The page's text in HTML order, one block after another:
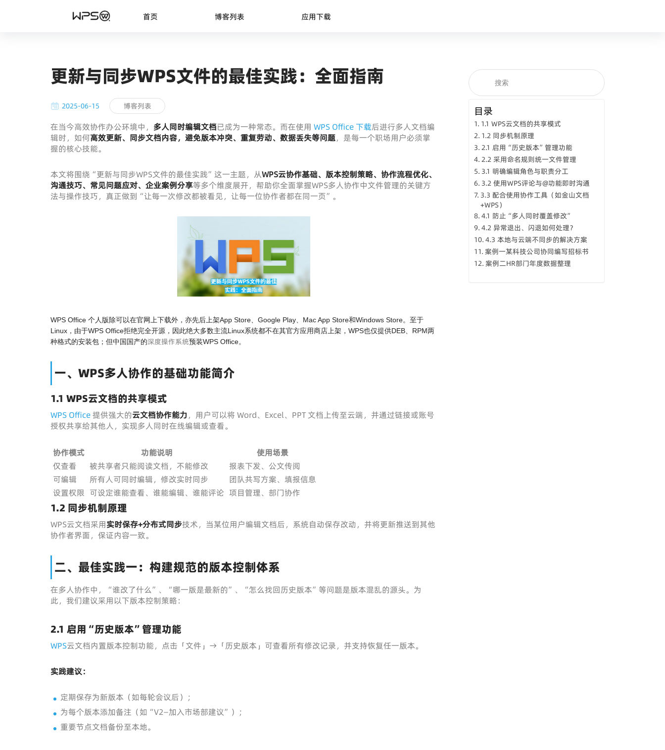
首页 博客列表 应用下载
更新与同步WPS文件的最佳实践：全面指南
2025-06-15 博客列表
在当今高效协作办公环境中， 多人同时编辑文档已成为一种常态。而在使用 WPS Office 下载后进行多人文档编
辑时，如何高效更新、同步文档内容，避免版本冲突、重复劳动、数据丢失等问题，是每一个职场用户必须掌
握的核心技能。
本文将围绕“更新与同步WPS文件的最佳实践”这一主题，从WPS云协作基础、版本控制策略、协作流程优化、
沟通技巧、常见问题应对、企业案例分享等多个维度展开，帮助你全面掌握WPS多人协作中文件管理的关键方
法与操作技巧，真正做到“让每一次修改都被看见，让每一位协作者都在同一页”。
WPS Office 个人版除可以在官网上下载外，亦先后上架App Store、Google Play、Mac App Store和Windows Store。至于
Linux，由于WPS Office拒绝完全开源，因此绝大多数主流Linux系统都不在其官方应用商店上架，WPS也仅提供DEB、RPM两
种格式的安装包；但中国国产的深度操作系统预装WPS Office。
一、WPS多人协作的基础功能简介
1.1 WPS云文档的共享模式
WPS Office提供强大的云文档协作能力，用户可以将 Word、Excel、PPT 文档上传至云端，并通过链接或账号
授权共享给其他人，实现多人同时在线编辑或查看。
协作模式 功能说明
使用场景
仅查看
被共享者只能阅读文档，不能修改
报表下发、公文传阅
可编辑
所有人可同时编辑，修改实时同步
团队共写方案、填报信息
设置权限 可设定谁能查看、谁能编辑、谁能评论 项目管理、部门协作
1.2 同步机制原理
WPS云文档采用实时保存+分布式同步技术，当某位用户编辑文档后，系统自动保存改动，并将更新推送到其他
协作者界面，保证内容一致。
二、最佳实践一：构建规范的版本控制体系
在多人协作中，“谁改了什么”、“哪一版是最新的”、“怎么找回历史版本”等问题是版本混乱的源头。为
此，我们建议采用以下版本控制策略：
2.1 启用“历史版本”管理功能
WPS云文档内置版本控制功能，点击「文件」→「历史版本」可查看所有修改记录，并支持恢复任一版本。
实践建议：
定期保存为新版本（如每轮会议后）；
为每个版本添加备注（如“V2—加入市场部建议”）；
重要节点文档备份至本地。
目录
1.1 WPS云文档的共享模式
1.2 同步机制原理
2.1 启用“历史版本”管理功能
2.2 采用命名规则统一文件管理
3.1 明确编辑角色与职责分工
3.2 使用WPS评论与@功能即时沟通
3.3 配合使用协作工具（如金山文档
+WPS）
4.1 防止“多人同时覆盖修改”
4.2 异常退出、闪退如何处理？
4.3 本地与云端不同步的解决方案
案例一某科技公司协同编写招标书
案例二HR部门年度数据整理